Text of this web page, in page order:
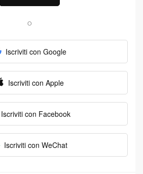
O
Iscriviti con Google
Iscriviti con Apple
Iscriviti con Facebook
Iscriviti con WeChat